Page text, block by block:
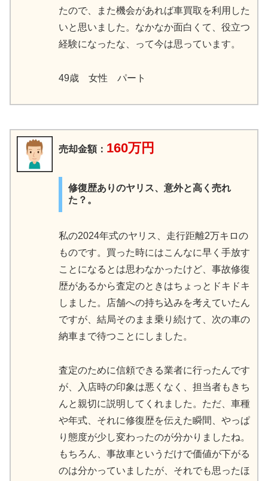
たので、また機会があれば車買取を利用した
いと思いました。なかなか面白くて、役立つ
経験になったな、って今は思っています。
49歳 女性 パート
売却金額： 160万円
修復歴ありのヤリス、意外と高く売れ
た？。
私の2024年式のヤリス、走行距離2万キロの
ものです。買った時にはこんなに早く手放す
ことになるとは思わなかったけど、事故修復
歴があるから査定のときはちょっとドキドキ
しました。店舗への持ち込みを考えていたん
ですが、結局そのまま乗り続けて、次の車の
納車まで待つことにしました。
査定のために信頼できる業者に行ったんです
が、入店時の印象は悪くなく、担当者もきち
んと親切に説明してくれました。ただ、車種
や年式、それに修復歴を伝えた瞬間、やっぱ
り態度が少し変わったのが分かりましたね。
もちろん、事故車というだけで価値が下がる
のは分かっていましたが、それでも思ったほ